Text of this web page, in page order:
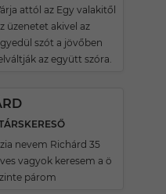
attól az Egy valakitől
üzenetet akivel az
szót a jövőben
az együtt szóra.
nevem Richárd 35
vagyok keresem a ö
párom